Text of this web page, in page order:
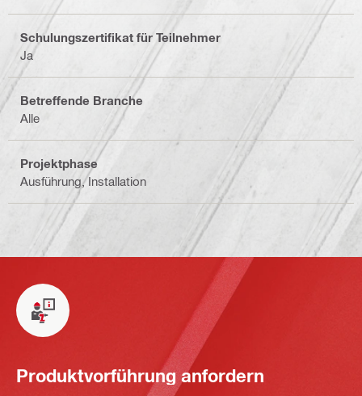
Schulungszertifikat für Teilnehmer
Ja
Betreffende Branche
Alle
Projektphase
Ausführung, Installation
Produktvorführung anfordern